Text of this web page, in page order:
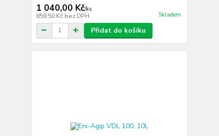
1 040,00 Kč/ks
859,50 Kč bez DPH Skladem
Přidat do košíku